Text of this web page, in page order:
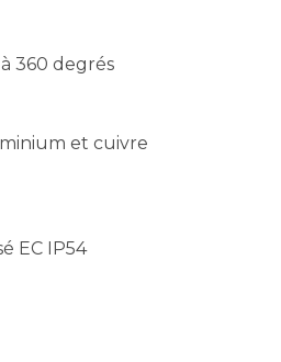
360 degrés
et cuivre
EC IP54